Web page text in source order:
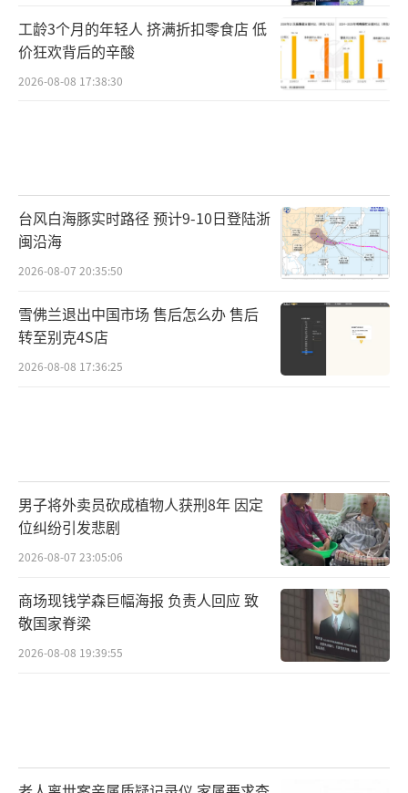
工龄3个月的年轻人 挤满折扣零食店 低
价狂欢背后的辛酸
2026-08-08 17:38:30
台风白海豚实时路径 预计9-10日登陆浙
闽沿海
2026-08-07 20:35:50
雪佛兰退出中国市场 售后怎么办 售后
转至别克4S店
2026-08-08 17:36:25
男子将外卖员砍成植物人获刑8年 因定
位纠纷引发悲剧
2026-08-07 23:05:06
商场现钱学森巨幅海报 负责人回应 致
敬国家脊梁
2026-08-08 19:39:55